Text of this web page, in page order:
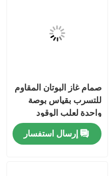
صمام غاز البوتان المقاوم
للتسرب بقياس بوصة
واحدة لعلب الوقود
المحمولة
إرسال استفسار